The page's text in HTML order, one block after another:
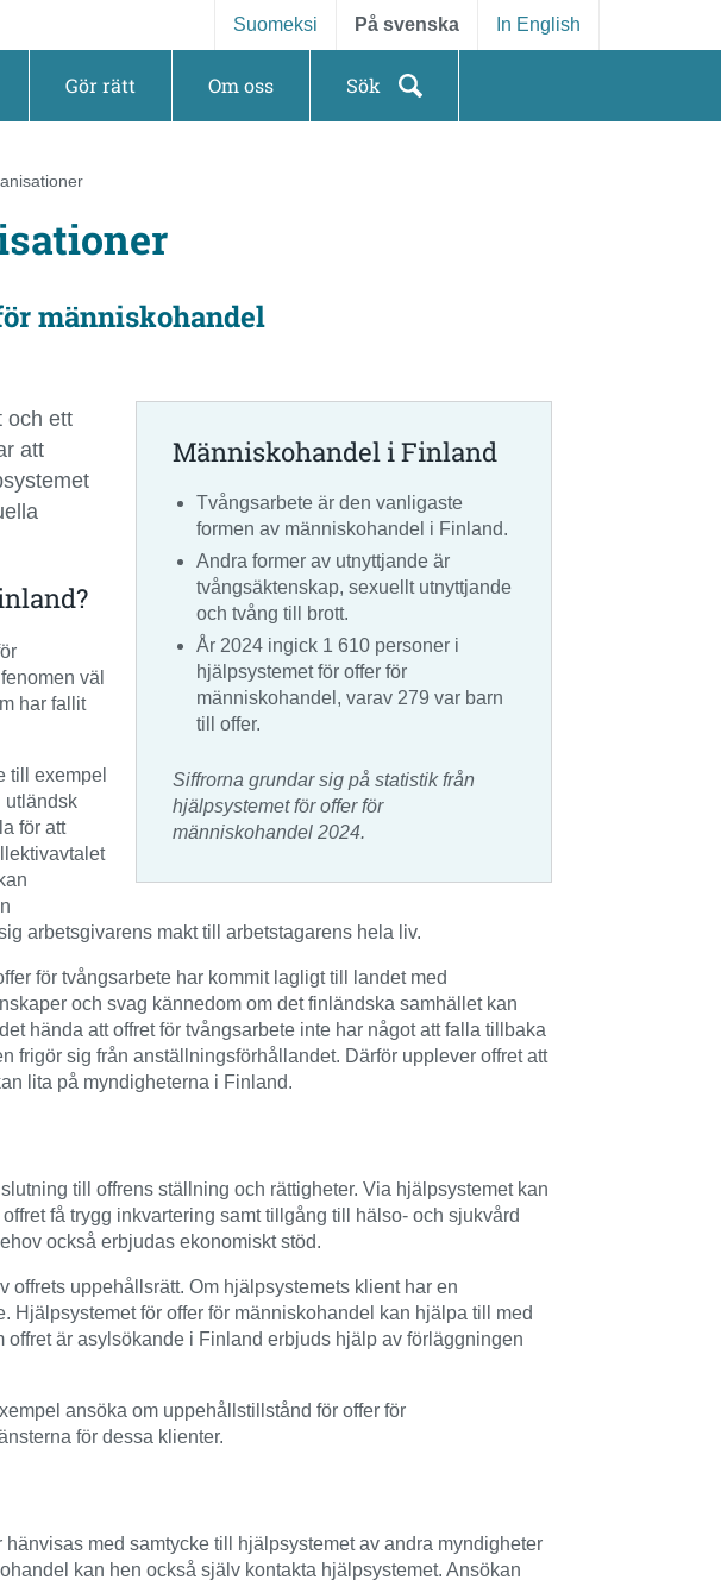
Suomeksi På svenska In English
Gör rätt Om oss Sök
människohandel
Människohandel i Finland
Tvångsarbete är den vanligaste
formen av människohandel i Finland.
Andra former av utnyttjande är
tvångsäktenskap, sexuellt utnyttjande
och tvång till brott.
År 2024 ingick 1 610 personer i
hjälpsystemet för offer för
människohandel, varav 279 var barn
till offer.
Siffrorna grundar sig på statistik från
hjälpsystemet för offer för
människohandel 2024.
och ett
att
väl
har fallit
till exempel
utländsk
för att
arbetsgivarens makt till arbetstagarens hela liv.
för tvångsarbete har kommit lagligt till landet med
och svag kännedom om det finländska samhället kan
hända att offret för tvångsarbete inte har något att falla tillbaka
frigör sig från anställningsförhållandet. Därför upplever offret att
lita på myndigheterna i Finland.
till offrens ställning och rättigheter. Via hjälpsystemet kan
få trygg inkvartering samt tillgång till hälso- och sjukvård
också erbjudas ekonomiskt stöd.
uppehållsrätt. Om hjälpsystemets klient har en
för offer för människohandel kan hjälpa till med
är asylsökande i Finland erbjuds hjälp av förläggningen
ansöka om uppehållstillstånd för offer för
för dessa klienter.
med samtycke till hjälpsystemet av andra myndigheter
kan hen också själv kontakta hjälpsystemet. Ansökan